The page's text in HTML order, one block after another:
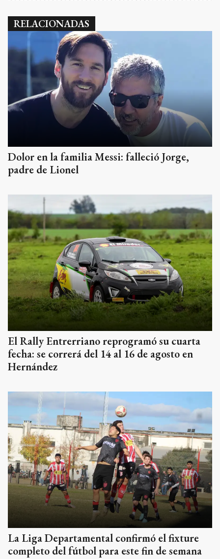
RELACIONADAS
Dolor en la familia Messi: falleció Jorge,
padre de Lionel
El Rally Entrerriano reprogramó su cuarta
fecha: se correrá del 14 al 16 de agosto en
Hernández
La Liga Departamental confirmó el fixture
completo del fútbol para este fin de semana